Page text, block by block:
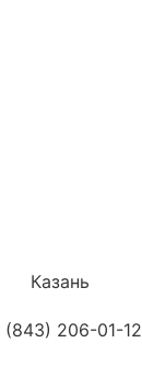
Казань
(843) 206-01-12